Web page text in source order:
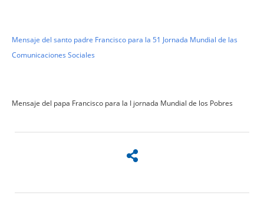
Mensaje del santo padre Francisco para la 51 Jornada Mundial de las
Comunicaciones Sociales
Mensaje del papa Francisco para la I jornada Mundial de los Pobres